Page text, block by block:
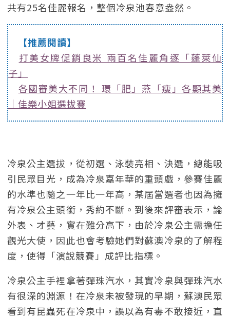
共有25名佳麗報名，整個冷泉池春意盎然。
【推薦閱讀】
打美女牌促銷良米 兩百名佳麗角逐「蓬萊仙
子」
各國審美大不同！ 環「肥」燕「瘦」各顯其美
｜佳樂小姐選拔賽
冷泉公主選拔，從初選、泳裝亮相、決選，總能吸
引民眾目光，成為冷泉嘉年華的重頭戲，參賽佳麗
的水準也隨之一年比一年高，某屆當選者也因為擁
有冷泉公主頭銜，秀約不斷。到後來評審表示，論
外表、才藝，實在難分高下，由於冷泉公主需擔任
觀光大使，因此也會考驗她們對蘇澳冷泉的了解程
度，使得「演說競賽」成評比指標。
冷泉公主手裡拿著彈珠汽水，其實冷泉與彈珠汽水
有很深的淵源！在冷泉未被發現的早期，蘇澳民眾
看到有昆蟲死在冷泉中，誤以為有毒不敢接近，直